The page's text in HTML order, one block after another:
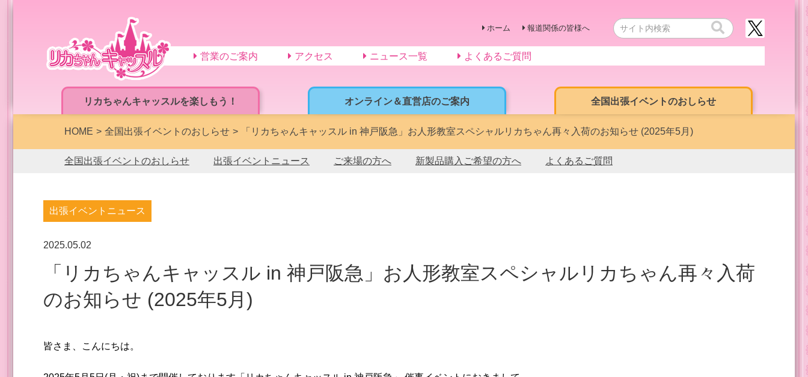
リカちゃんキャッスルを楽しもう！ オンライン＆直営店のご案内 全国出張イベントのおしらせ
ホーム 報道関係の皆様へ
営業のご案内 アクセス ニュース一覧 よくあるご質問
HOME 全国出張イベントのおしらせ 「リカちゃんキャッスル in 神戸阪急」お人形教室スペシャルリカちゃん再々入荷のお知らせ (2025年5月)
全国出張イベントのおしらせ 出張イベントニュース ご来場の方へ 新製品購入ご希望の方へ よくあるご質問
出張イベントニュース
2025.05.02
「リカちゃんキャッスル in 神戸阪急」お人形教室スペシャルリカちゃん再々入荷
のお知らせ (2025年5月)
皆さま、こんにちは。